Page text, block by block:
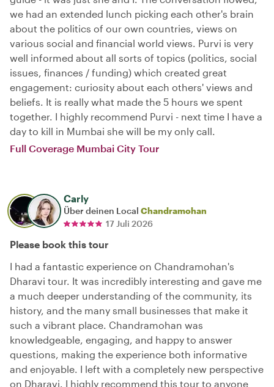
we had an extended lunch picking each other's brain
about the politics of our own countries, views on
various social and financial world views. Purvi is very
well informed about all sorts of topics (politics, social
issues, finances / funding) which created great
engagement: curiosity about each others' views and
beliefs. It is really what made the 5 hours we spent
together. I highly recommend Purvi - next time I have a
day to kill in Mumbai she will be my only call.
Full Coverage Mumbai City Tour
Carly
Über deinen Local Chandramohan
17 Juli 2026
Please book this tour
I had a fantastic experience on Chandramohan's
Dharavi tour. It was incredibly interesting and gave me
a much deeper understanding of the community, its
history, and the many small businesses that make it
such a vibrant place. Chandramohan was
knowledgeable, engaging, and happy to answer
questions, making the experience both informative
and enjoyable. I left with a completely new perspective
on Dharavi. I highly recommend this tour to anyone